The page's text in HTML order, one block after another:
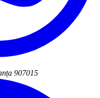
907015